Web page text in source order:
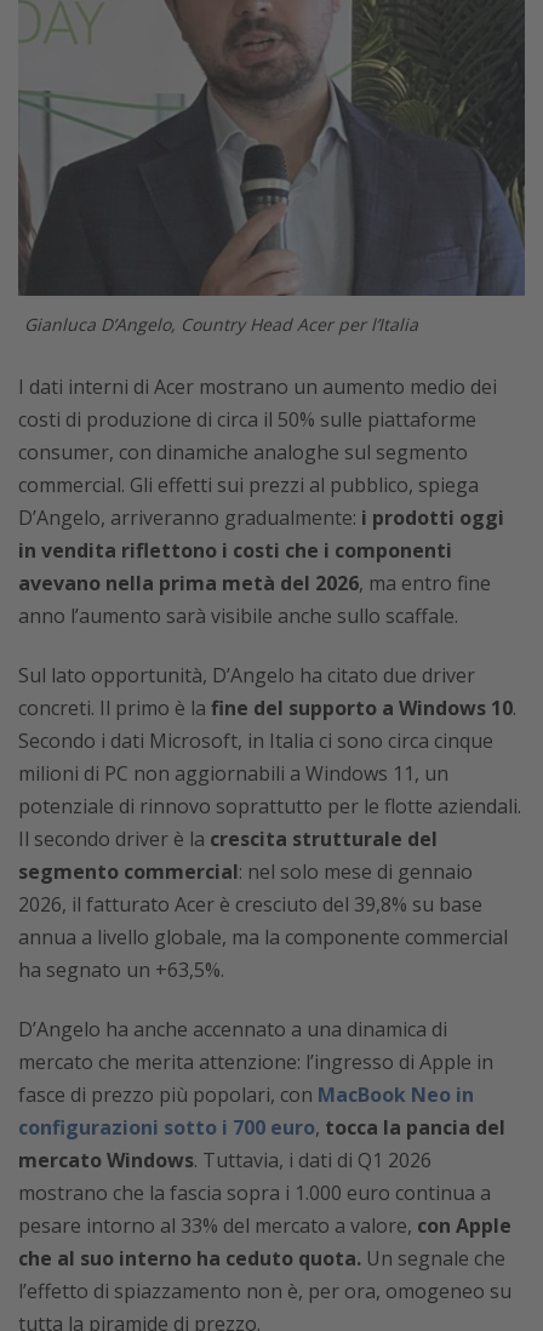
Gianluca D’Angelo, Country Head Acer per l’Italia
I dati interni di Acer mostrano un aumento medio dei
costi di produzione di circa il 50% sulle piattaforme
consumer, con dinamiche analoghe sul segmento
commercial. Gli effetti sui prezzi al pubblico, spiega
D’Angelo, arriveranno gradualmente: i prodotti oggi
in vendita riflettono i costi che i componenti
avevano nella prima metà del 2026, ma entro fine
anno l’aumento sarà visibile anche sullo scaffale.
Sul lato opportunità, D’Angelo ha citato due driver
concreti. Il primo è la fine del supporto a Windows 10.
Secondo i dati Microsoft, in Italia ci sono circa cinque
milioni di PC non aggiornabili a Windows 11, un
potenziale di rinnovo soprattutto per le flotte aziendali.
Il secondo driver è la crescita strutturale del
segmento commercial: nel solo mese di gennaio
2026, il fatturato Acer è cresciuto del 39,8% su base
annua a livello globale, ma la componente commercial
ha segnato un +63,5%.
D’Angelo ha anche accennato a una dinamica di
mercato che merita attenzione: l’ingresso di Apple in
fasce di prezzo più popolari, con MacBook Neo in
configurazioni sotto i 700 euro, tocca la pancia del
mercato Windows. Tuttavia, i dati di Q1 2026
mostrano che la fascia sopra i 1.000 euro continua a
pesare intorno al 33% del mercato a valore, con Apple
che al suo interno ha ceduto quota. Un segnale che
l’effetto di spiazzamento non è, per ora, omogeneo su
tutta la piramide di prezzo.